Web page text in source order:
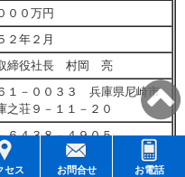
セス お問合せ お電話
００万円
２年２月
締役社長 村岡 亮
１－００３３ 兵庫県尼崎市
之荘９－１１－２０
６４３８－４９０５
６４３８－４９２２